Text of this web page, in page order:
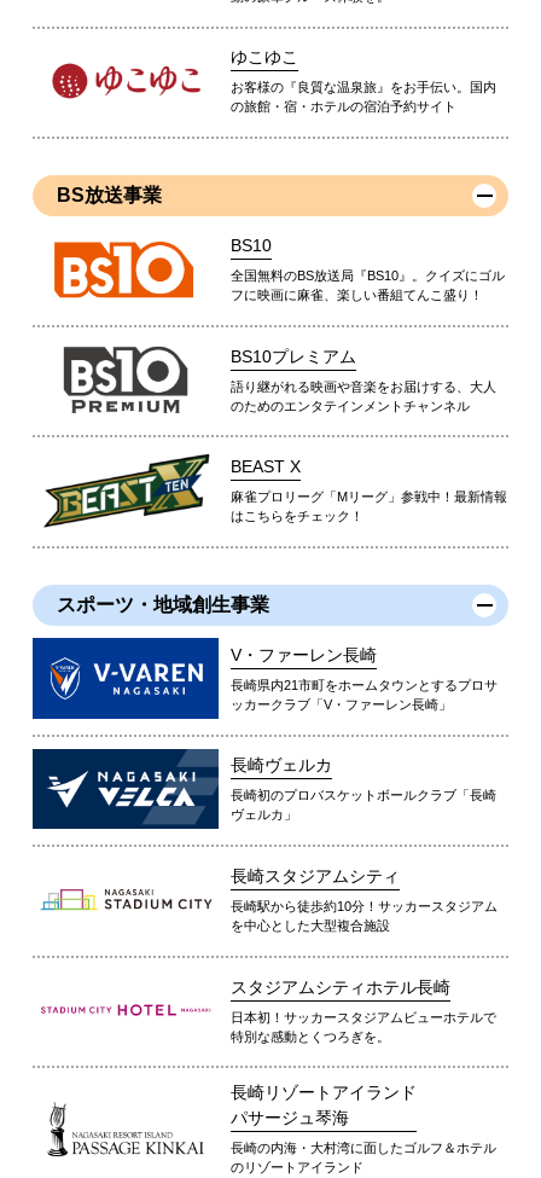
ゆこゆこ
お客様の『良質な温泉旅』をお手伝い。国内
の旅館・宿・ホテルの宿泊予約サイト
BS放送事業
BS10
全国無料のBS放送局『BS10』。クイズにゴル
フに映画に麻雀、楽しい番組てんこ盛り！
BS10プレミアム
語り継がれる映画や音楽をお届けする、大人
のためのエンタテインメントチャンネル
BEAST X
麻雀プロリーグ「Mリーグ」参戦中！最新情報
はこちらをチェック！
スポーツ・地域創生事業
V・ファーレン長崎
長崎県内21市町をホームタウンとするプロサ
ッカークラブ「V・ファーレン長崎」
長崎ヴェルカ
長崎初のプロバスケットボールクラブ「長崎
ヴェルカ」
長崎スタジアムシティ
長崎駅から徒歩約10分！サッカースタジアム
を中心とした大型複合施設
スタジアムシティホテル長崎
日本初！サッカースタジアムビューホテルで
特別な感動とくつろぎを。
長崎リゾートアイランド
パサージュ琴海
長崎の内海・大村湾に面したゴルフ＆ホテル
のリゾートアイランド